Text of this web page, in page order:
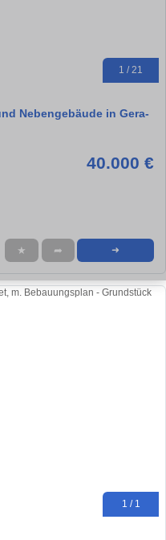
1 / 21
Nebengebäude in Gera-
40.000 €
★ ➦ ➜
1 / 1